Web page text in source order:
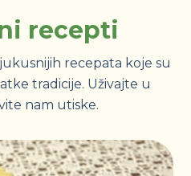
recepti
recepata koje su
tradicije. Uživajte u
nam utiske.